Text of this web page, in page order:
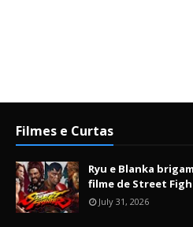
Filmes e Curtas
Ryu e Blanka
filme de Street
July 31, 2026